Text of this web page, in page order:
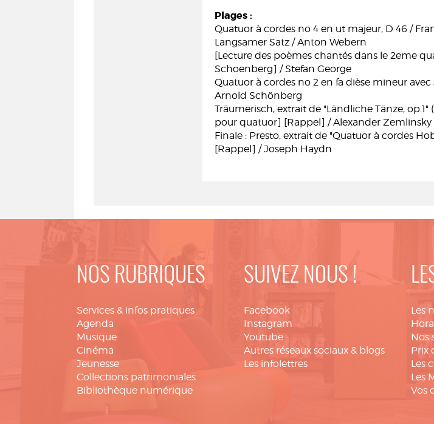
Plages :
Quatuor à cordes no 4 en ut majeur, D 46 /
Langsamer Satz / Anton Webern
[Lecture des poèmes chantés dans le 2eme
Schoenberg] / Stefan George
Quatuor à cordes no 2 en fa dièse mineur avec
Arnold Schönberg
Träumerisch, extrait de "Ländliche Tänze,
pour quatuor] [Rappel] / Alexander Zemlinsky
Finale : Presto, extrait de "Quatuor à cordes
[Rappel] / Joseph Haydn
NOS RUBRIQUES
Services & infos pratiques
Agenda
Musique
Cinéma
Jeunesse
Collections patrimoniales
Bibliothèque numérique
SUIVEZ NOUS !
Facebook
Instagram
Youtube
Autres réseaux sociaux & blogs
Les infolettres
Les
Nos
Prix
Les
Les
Vos